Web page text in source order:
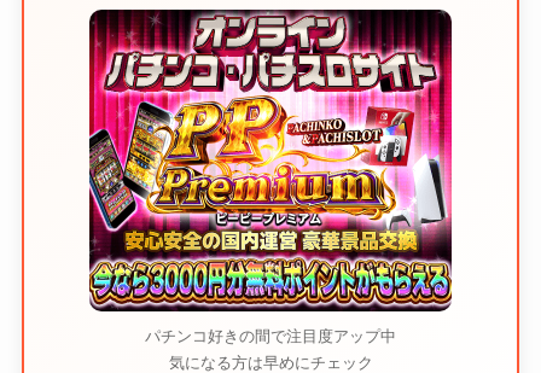
パチンコ好きの間で注目度アップ中
気になる方は早めにチェック